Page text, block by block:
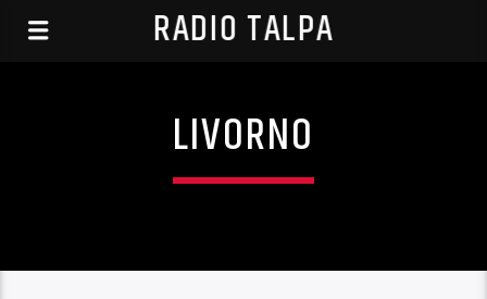
RADIO TALPA
LIVORNO